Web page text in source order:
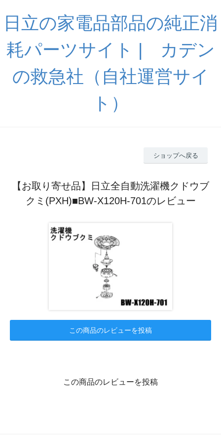
日立の家電品部品の純正消
耗パーツサイト | カデン
の救急社（自社運営サイ
ト）
ショップへ戻る
【お取り寄せ品】日立全自動洗濯機クドウブ
クミ(PXH)■BW-X120H-701のレビュー
この商品のレビューを投稿
この商品のレビューを投稿